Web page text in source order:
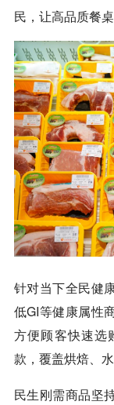
民，让高品质餐
针对当下全民健
低GI等健康属性
方便顾客快速选
款，覆盖烘焙、
民生刚需商品坚